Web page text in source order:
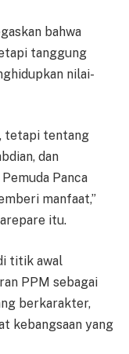
bahwa
tanggung
nilai-
tetapi tentang
dan
Panca
manfaat,”
itu.
titik awal
PPM sebagai
berkarakter,
kebangsaan yang